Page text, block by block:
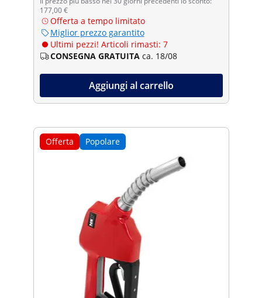
177,00 €
Offerta a tempo limitato
Miglior prezzo garantito
Ultimi pezzi! Articoli rimasti: 7
CONSEGNA GRATUITA ca. 18/08
Aggiungi al carrello
Offerta Popolare